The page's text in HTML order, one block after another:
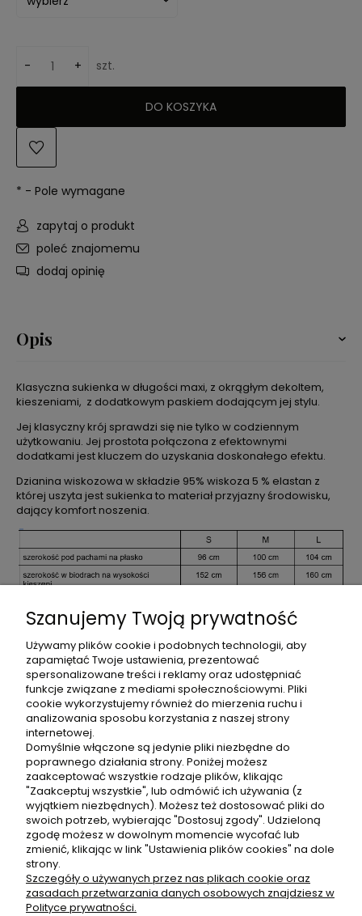
- + szt.
DO KOSZYKA
* - Pole wymagane
zapytaj o produkt
poleć znajomemu
dodaj opinię
Opis
Klasyczna sukienka w długości maxi, z okrągłym dekoltem,
kieszeniami, z dodatkowym paskiem dodającym jej stylu.
Jej klasyczny krój sprawdzi się nie tylko w codziennym
użytkowaniu. Jej prostota połączona z efektownymi
dodatkami jest kluczem do uzyskania doskonałego efektu.
Dzianina wiskozowa w składzie 95% wiskoza 5 % elastan z
której uszyta jest sukienka to materiał przyjazny środowisku,
dający komfort noszenia.
Dane techniczne
Bezpieczeństwo
Opinie o produkcie (2)
OBSŁUGA KLIENTA
Szanujemy Twoją prywatność
Używamy plików cookie i podobnych technologii, aby
zapamiętać Twoje ustawienia, prezentować
spersonalizowane treści i reklamy oraz udostępniać
funkcje związane z mediami społecznościowymi. Pliki
cookie wykorzystujemy również do mierzenia ruchu i
analizowania sposobu korzystania z naszej strony
internetowej.
Domyślnie włączone są jedynie pliki niezbędne do
poprawnego działania strony. Poniżej możesz
zaakceptować wszystkie rodzaje plików, klikając
"Zaakceptuj wszystkie", lub odmówić ich używania (z
wyjątkiem niezbędnych). Możesz też dostosować pliki do
swoich potrzeb, wybierając "Dostosuj zgody". Udzieloną
zgodę możesz w dowolnym momencie wycofać lub
zmienić, klikając w link "Ustawienia plików cookies" na dole
strony.
Szczegóły o używanych przez nas plikach cookie oraz
zasadach przetwarzania danych osobowych znajdziesz w
Polityce prywatności.